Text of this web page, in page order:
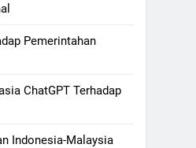
Pemerintahan
ChatGPT Terhadap
Indonesia-Malaysia